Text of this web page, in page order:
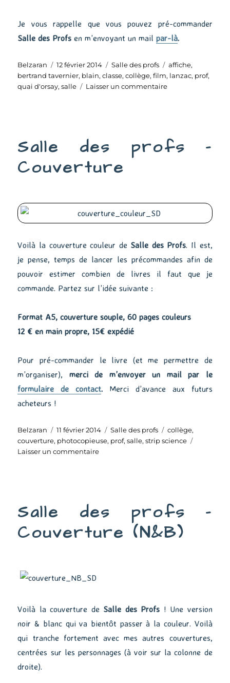
Je vous rappelle que vous pouvez pré-commander
Salle des Profs en m’envoyant un mailpar-là.
Auteur
Belzaran
Publié
le
12 février 2014 Catégories
Salle des profs Étiquettes
affiche,
bertrand tavernier, blain,classe,collège,film, lanzac, prof,
quai d'orsay,salle Laisser un commentairesur
de
ministre
Salle des profs –
Couverture
Voilà la couverture couleur de Salle des Profs. Il est,
je pense, temps de lancer les précommandes afin de
pouvoir estimer combien de livres il faut que je
commande. Partez sur l’idée suivante :
Format A5, couverture souple, 60 pages couleurs
12 € en main propre, 15€ expédié
Pour pré-commander le livre (et me permettre de
m’organiser), merci de m’envoyer un mail par le
formulaire de contact. Merci d’avance aux futurs
acheteurs !
Auteur
Belzaran
Publié
le
11 février 2014 Catégories
Salle des profs Étiquettes
collège,
couverture, photocopieuse, prof,salle,strip science
Laisser un commentairesur
Salle des profs –
Couverture (N&B)
Voilà la couverture de Salle des Profs ! Une version
noir & blanc qui va bientôt passer à la couleur. Voilà
qui tranche fortement avec mes autres couvertures,
centrées sur les personnages (à voir sur la colonne de
droite).